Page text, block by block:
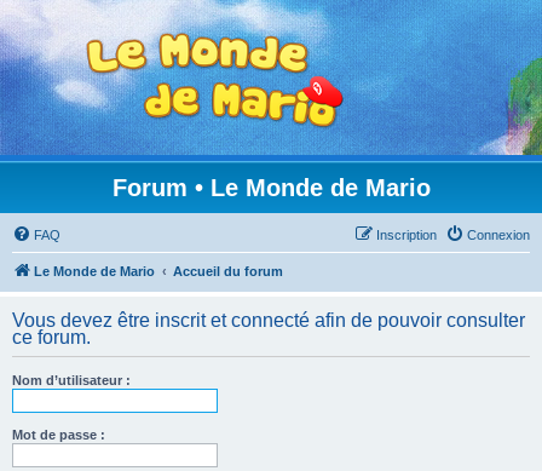
Forum • Le Monde de Mario
FAQ Connexion
Inscription
Le Monde de Mario Accueil du forum
Vous devez être inscrit et connecté afin de pouvoir consulter
ce forum.
Nom d’utilisateur :
Mot de passe :